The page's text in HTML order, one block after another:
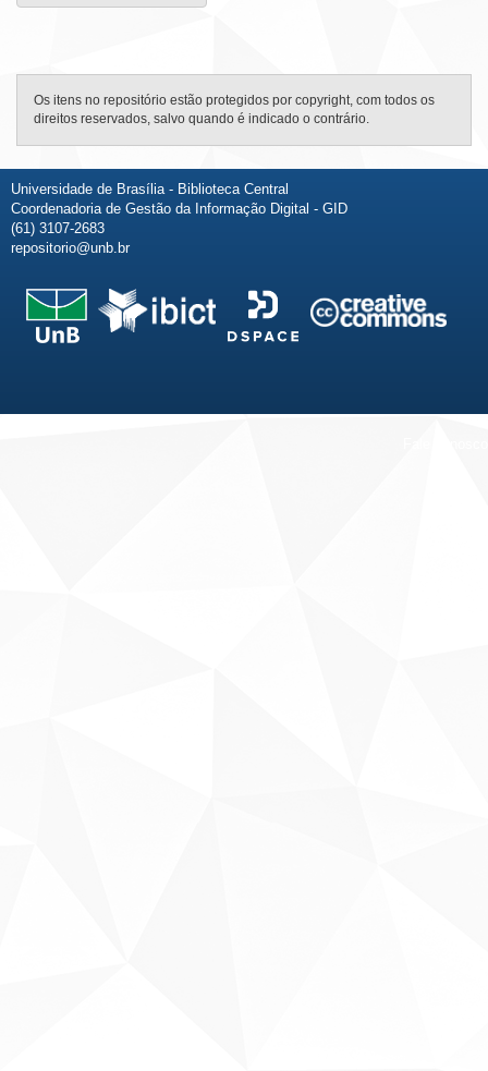
Os itens no repositório estão protegidos por copyright, com todos os
direitos reservados, salvo quando é indicado o contrário.
Universidade de Brasília - Biblioteca Central
Coordenadoria de Gestão da Informação Digital - GID
(61) 3107-2683
repositorio@unb.br